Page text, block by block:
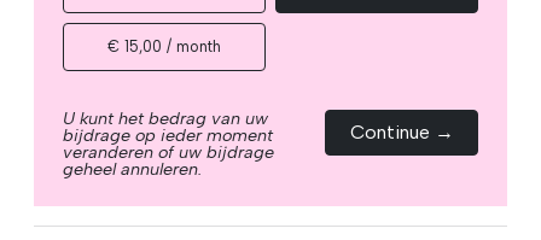
€ 15,00 / month
U kunt het bedrag van uw
bijdrage op ieder moment
veranderen of uw bijdrage
geheel annuleren.
Continue →